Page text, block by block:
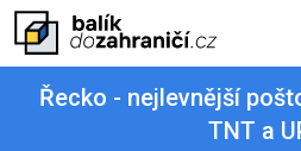
Řecko - nejlevnější
TNT a